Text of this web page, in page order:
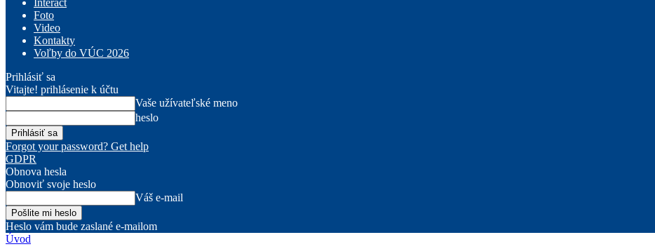
Interact
Foto
Video
Kontakty
Voľby do VÚC 2026
Prihlásiť sa
Vitajte! prihlásenie k účtu
Vaše užívateľské meno
heslo
Forgot your password? Get help
GDPR
Obnova hesla
Obnoviť svoje heslo
Váš e-mail
Heslo vám bude zaslané e-mailom
Úvod